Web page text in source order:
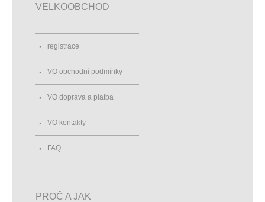
VELKOOBCHOD
registrace
VO obchodní podmínky
VO doprava a platba
VO kontakty
FAQ
PROČ A JAK